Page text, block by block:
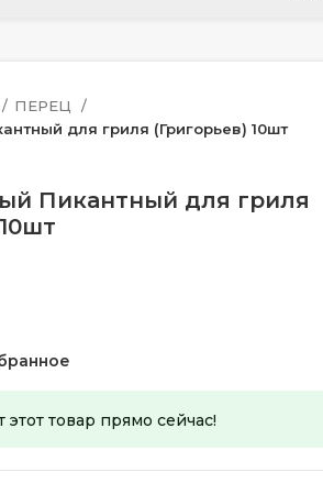
ПЕРЕЦ
для гриля (Григорьев) 10шт
Пикантный для гриля
этот товар прямо сейчас!